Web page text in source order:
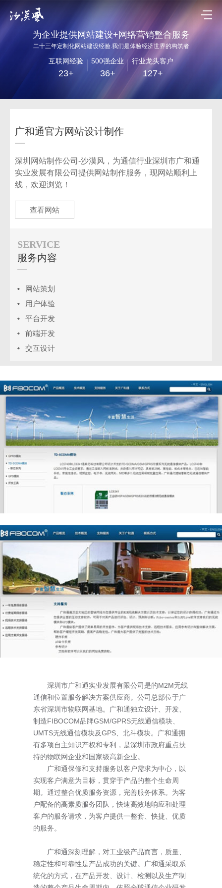
为企业提供网站建设+网络营销整合服务
二十三年定制化网站建设经验.我们是体验经济世界的构筑者
互联网经验
23+
500强企业
36+
行业龙头客户
127+
广和通官方网站设计制作
深圳网站制作公司-沙漠风，为通信行业深圳市广和通
实业发展有限公司提供网站制作服务，现网站顺利上
线，欢迎浏览！
查看网站
SERVICE
服务内容
网站策划
用户体验
平台开发
前端开发
交互设计
深圳市广和通实业发展有限公司是的M2M无线
通信和位置服务解决方案供应商。公司总部位于广
东省深圳市物联网基地。广和通独立设计、开发、
制造FIBOCOM品牌GSM/GPRS无线通信模块、
UMTS无线通信模块及GPS、北斗模块。广和通拥
有多项自主知识产权和专利，是深圳市政府重点扶
持的物联网企业和国家级高新企业。
广和通保修和支持服务以客户需求为中心，以
实现客户满意为目标，贯穿于产品的整个生命周
期。通过整合优质服务资源，完善服务体系。为客
户配备的高素质服务团队，快速高效地响应和处理
客户的服务请求，为客户提供一整套、快捷、优质
的服务。
广和通深刻理解，对工业级产品而言，质量、
稳定性和可靠性是产品成功的关键。广和通采取系
统化的方式，在产品开发、设计、检测以及生产制